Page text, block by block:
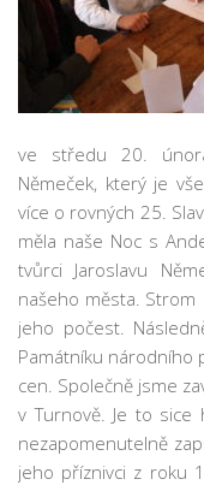
Pobočka
Pobočka
Pobočka
Půjčovní doba
Služby
Základní
Půjčování
Portál
Kultura a
Služby
Knihovní
ve středu 20.
Němeček, který je
více o rovných 25.
měla naše Noc s
tvůrci Jaroslavu
našeho města.
jeho počest.
Památníku národního
cen. Společně jsme
v Turnově. Je to sice
nezapomenutelně
jeho příznivci z roku